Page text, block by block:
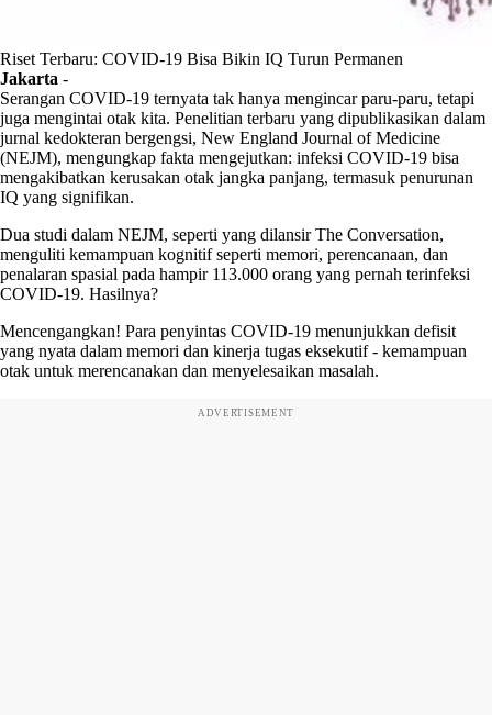
Riset Terbaru: COVID-19 Bisa Bikin IQ Turun Permanen
Jakarta -
Serangan COVID-19 ternyata tak hanya mengincar paru-paru, tetapi
juga mengintai otak kita. Penelitian terbaru yang dipublikasikan dalam
jurnal kedokteran bergengsi, New England Journal of Medicine
(NEJM), mengungkap fakta mengejutkan: infeksi COVID-19 bisa
mengakibatkan kerusakan otak jangka panjang, termasuk penurunan
IQ yang signifikan.
Dua studi dalam NEJM, seperti yang dilansir The Conversation,
menguliti kemampuan kognitif seperti memori, perencanaan, dan
penalaran spasial pada hampir 113.000 orang yang pernah terinfeksi
COVID-19. Hasilnya?
Mencengangkan! Para penyintas COVID-19 menunjukkan defisit
yang nyata dalam memori dan kinerja tugas eksekutif - kemampuan
otak untuk merencanakan dan menyelesaikan masalah.
ADVERTISEMENT